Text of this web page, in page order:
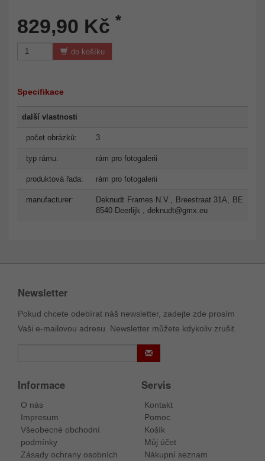
829,90 Kč *
do košíku
Specifikace
další vlastnosti
počet obrázků: 3
typ rámu: rám pro fotogalerii
produktová řada: rám pro fotogalerii
manufacturer:
Deknudt Frames N.V., Breestraat 31A, BE
8540 Deerlijk , deknudt@gmx.eu
Newsletter
Pokud chcete odebírat náš newsletter, zadejte zde prosím
Vaši e-mailovou adresu. Newsletter můžete kdykoliv zrušit.
Informace
O nás
Impresum
Všeobecné obchodní
podmínky
Zásady ochrany osobních
Servis
Kontakt
Pomoc
Košík
Můj účet
Nákupní seznam